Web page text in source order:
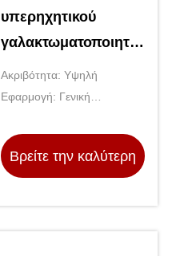
υπερηχητικού
γαλακτωματοποιητή
OEM 20KHz-30KHz
υπερηχητικός
εργαστηρίου
Ακριβότητα: Υψηλή
Εφαρμογή: Γενική
Βρείτε την καλύτερη